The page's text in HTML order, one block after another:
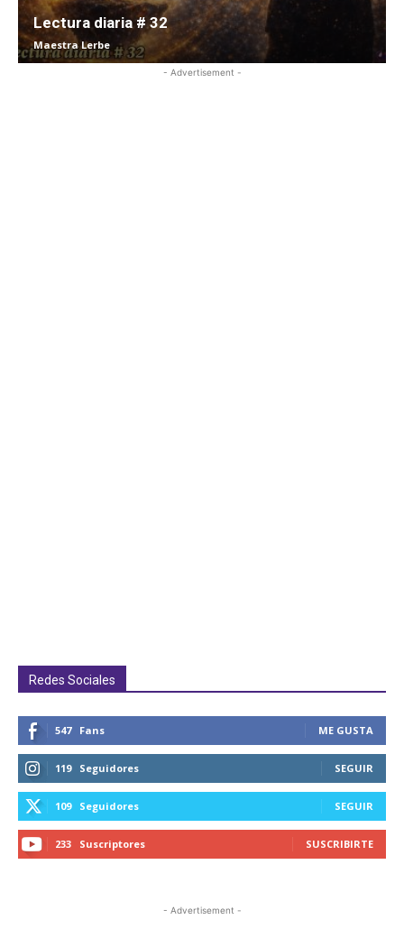
Lectura diaria # 32
Maestra Lerbe
- Advertisement -
Redes Sociales
547 Fans ME GUSTA
119 Seguidores SEGUIR
109 Seguidores SEGUIR
233 Suscriptores SUSCRIBIRTE
- Advertisement -